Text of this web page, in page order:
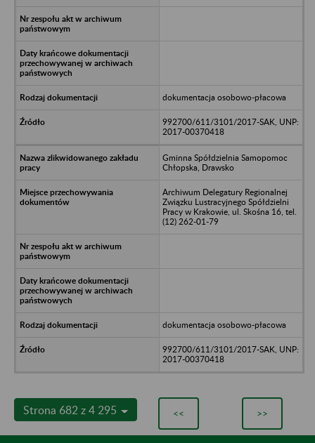
dokumentacja osobowo-płacowa
992700/611/3101/2017-SAK, UNP:
2017-00370418
Gminna Spółdzielnia Samopomoc
Chłopska, Drawsko
Archiwum Delegatury Regionalnej
Związku Lustracyjnego Spółdzielni
Pracy w Krakowie, ul. Skośna 16, tel.
(12) 262-01-79
dokumentacja osobowo-płacowa
992700/611/3101/2017-SAK, UNP:
2017-00370418
Strona 682 z 4 295 << >>